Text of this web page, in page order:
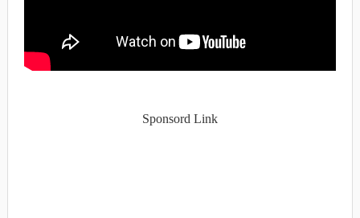
Sponsord Link